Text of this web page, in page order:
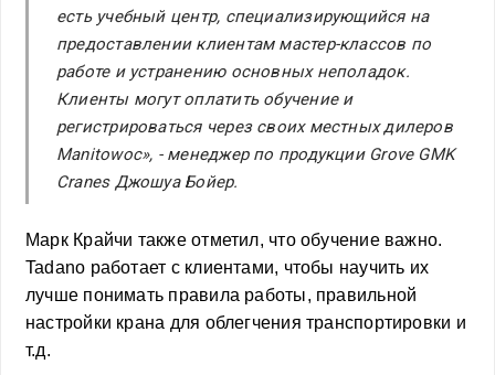
есть учебный центр, специализирующийся на
предоставлении клиентам мастер-классов по
работе и устранению основных неполадок.
Клиенты могут оплатить обучение и
регистрироваться через своих местных дилеров
Manitowoc», - менеджер по продукции Grove GMK
Cranes Джошуа Бойер.
Марк Крайчи также отметил, что обучение важно.
Tadano работает с клиентами, чтобы научить их
лучше понимать правила работы, правильной
настройки крана для облегчения транспортировки и
т.д.